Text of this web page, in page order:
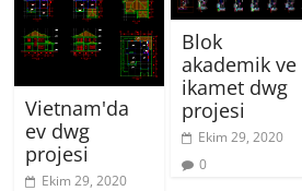
Vietnam'da
ev dwg
projesi
Ekim 29, 2020
Blok
akademik ve
ikamet dwg
projesi
Ekim 29, 2020
0